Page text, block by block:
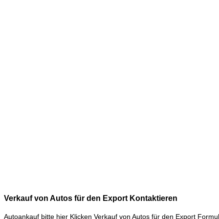
Verkauf von Autos für den Export Kontaktieren
Autoankauf bitte hier Klicken Verkauf von Autos für den Export